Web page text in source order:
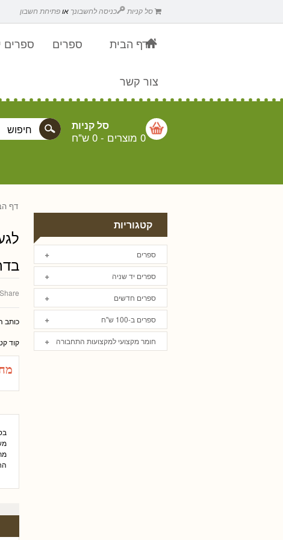
סל קניות כניסה לחשבונך אופתיחת חשבון
דף הבית ספרים ספרים
צור קשר
סל קניות
0 מוצרים - 0 ש"ח
דף
Share
כותב
קוד
קטגוריות
ספרים
ספרים יד שניה
ספרים חדשים
ספרים ב-100 ש"ח
חומר מקצועי למקצועות התחבורה